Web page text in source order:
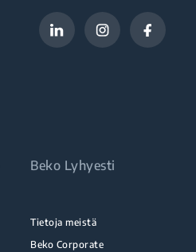
Beko Lyhyesti
Tietoja meistä
Beko Corporate